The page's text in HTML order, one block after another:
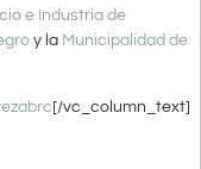
e Industria de
y la Municipalidad de
[/vc_column_text]